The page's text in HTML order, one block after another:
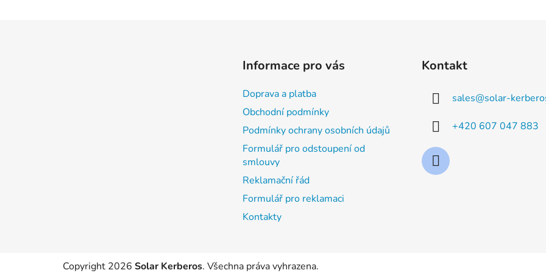
Informace pro vás
Doprava a platba
Obchodní podmínky
Podmínky ochrany osobních údajů
Formulář pro odstoupení od
smlouvy
Reklamační řád
Formulář pro reklamaci
Kontakty
Kontakt
sales@solar-
+420 607 047 883
Copyright 2026 Solar Kerberos. Všechna práva vyhrazena.